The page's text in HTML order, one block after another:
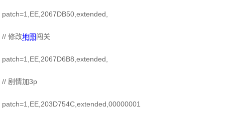
patch=1,EE,2067DB50,extended,
// 修改地图闯关
patch=1,EE,2067D6B8,extended,
// 剧情加3p
patch=1,EE,203D754C,extended,00000001